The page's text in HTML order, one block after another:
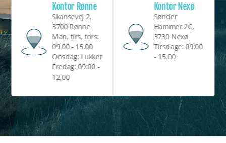
Kontor Rønne
Skansevej 2,
3700 Rønne
Man, tirs, tors:
09.00 - 15.00
Onsdag: Lukket
Fredag: 09:00 -
12.00
Kontor Nexø
Sønder
Hammer 2C,
3730 Nexø
Tirsdage: 09:00
- 15.00